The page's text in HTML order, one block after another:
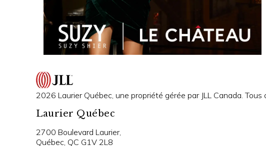
2026 Laurier Québec, une propriété gérée par JLL Canada. Tous
Laurier Québec
2700 Boulevard Laurier,
Québec, QC G1V 2L8